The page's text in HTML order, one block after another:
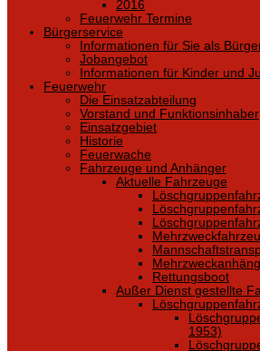
2016
Feuerwehr Termine
Bürgerservice
Informationen für Sie als
Jobangebot
Informationen für Kinder und
Feuerwehr
Die Einsatzabteilung
Vorstand und Funktionsinhaber
Einsatzgebiet
Historie
Feuerwache
Fahrzeuge und Anhänger
Aktuelle Fahrzeuge
Rettungsboot
Außer Dienst gestellte
1953)